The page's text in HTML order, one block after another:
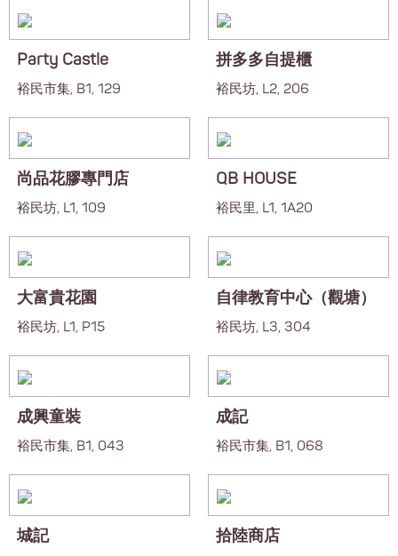
Party Castle
裕民市集, B1, 129
拼多多自提櫃
裕民坊, L2, 206
尚品花膠專門店
裕民坊, L1, 109
QB HOUSE
裕民里, L1, 1A20
大富貴花園
裕民坊, L1, P15
自律教育中心（觀塘）
裕民坊, L3, 304
成興童裝
裕民市集, B1, 043
成記
裕民市集, B1, 068
城記 拾陸商店